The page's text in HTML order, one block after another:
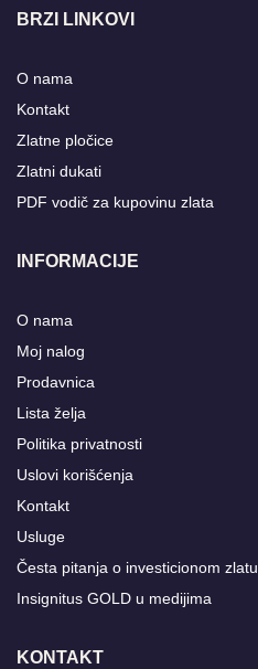
BRZI LINKOVI
O nama
Kontakt
Zlatne pločice
Zlatni dukati
PDF vodič za kupovinu zlata
INFORMACIJE
O nama
Moj nalog
Prodavnica
Lista želja
Politika privatnosti
Uslovi korišćenja
Kontakt
Usluge
Česta pitanja o investicionom zlatu
Insignitus GOLD u medijima
KONTAKT